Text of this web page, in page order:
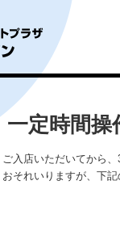
一定時間
ご入店いただいてから
おそれいりますが、下